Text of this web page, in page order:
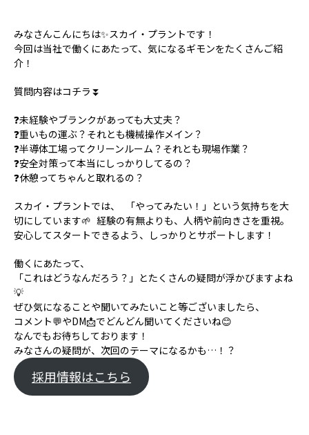
みなさんこんにちは✨スカイ・プラントです！
今回は当社で働くにあたって、気になるギモンをたくさんご紹
介！
質問内容はコチラ⏬
❓未経験やブランクがあっても大丈夫？
❓重いもの運ぶ？それとも機械操作メイン？
❓半導体工場ってクリーンルーム？それとも現場作業？
❓安全対策って本当にしっかりしてるの？
❓休憩ってちゃんと取れるの？
スカイ・プラントでは、 「やってみたい！」という気持ちを大
切にしています🌱 経験の有無よりも、人柄や前向きさを重視。
安心してスタートできるよう、しっかりとサポートします！
働くにあたって、
「これはどうなんだろう？」とたくさんの疑問が浮かびますよね
💡
ぜひ気になることや聞いてみたいこと等ございましたら、
コメント💬やDM📩でどんどん聞いてくださいね😊
なんでもお待ちしております！
みなさんの疑問が、次回のテーマになるかも…！？
採用情報はこちら